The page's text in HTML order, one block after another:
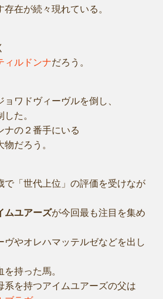
在が続々現れている。
ィルドンナだろう。
ワドヴィーヴルを倒し、
た。
ナの２番手にいる
だろう。
で「世代上位」の評価を受けなが
ムユアーズが今回最も注目を集め
ヴやオレハマッテルゼなどを出し
を持った馬。
系を持つアイムユアーズの父は